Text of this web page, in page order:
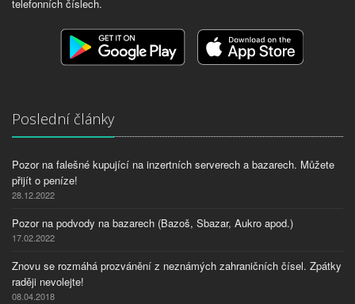
telefonních číslech.
Poslední články
Pozor na falešné kupující na inzertních serverech a bazarech. Můžete
přijít o peníze!
28.12.2022
Pozor na podvody na bazarech (Bazoš, Sbazar, Aukro apod.)
17.02.2022
Znovu se rozmáhá prozvánění z neznámých zahraničních čísel. Zpátky
raději nevolejte!
08.04.2018